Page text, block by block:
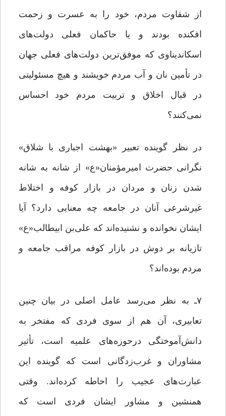
از شقاوت مردم، خود را به عسرت و زحمت
افکنده بودند و یا حاکمان فعلی دولت‌های
اسکاندیناوی که موفق‌ترین دولت‌های فعلی جهان
در تأمین نان و آب مردم خویشند و هیچ مسئولیتی
در قبال اخلاق و تربیت مردم خود احساس
نمی‌کنند؟
در نظر گوینده تعبیر «بهشت اجباری با شلاق»
نگرانی حضرت امیرمؤمنان«ع» از شانه به شانه
شدن زنان و مردان در بازار کوفه و اختلاط
غیرشرعی آنان در جامعه چه معنایی دارد؟ آیا
ایشان نخوانده و نشنیده‌اند که علی‌بن ابیطالب«ع»
تازیانه بر دوش در بازار کوفه مراقب جامعه و
مردم بوده‌اند؟
۷ـ به نظر می‌رسد عامل اصلی در بیان چنین
تعابیری، آن هم از سوی فردی که مفتخر به
دانش‌آموختگی درحوزه‌های علمیه است، تأثیر
مشاوران و غرب‌زدگانی است که گوینده این
عبارت‌های عجیب را احاطه کرده‌اند. وقتی
همنشین و مشاور ایشان فردی است که